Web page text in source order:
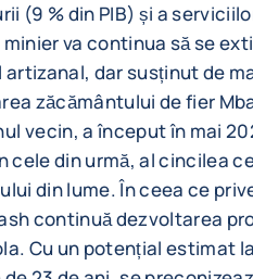
(9 % din PIB) și a
va continua să se
artizanal, dar susținut de
zăcământului de fier
vecin, a început în mai
cele din urmă, al cincilea
din lume. În ceea ce
continuă dezvoltarea
Cu un potențial estimat